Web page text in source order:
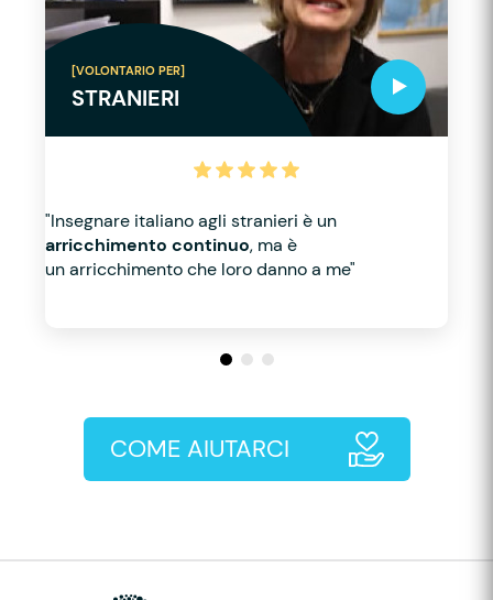
[VOLONTARIO PER]
STRANIERI
"Insegnare italiano agli stranieri è un
arricchimento continuo, ma è
un arricchimento che loro danno a me"
COME AIUTARCI